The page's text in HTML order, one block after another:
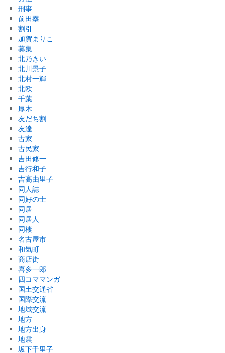
刑事
前田塁
割引
加賀まりこ
募集
北乃きい
北川景子
北村一輝
北欧
千葉
厚木
友だち割
友達
古家
古民家
吉田修一
吉行和子
吉高由里子
同人誌
同好の士
同居
同居人
同棲
名古屋市
和気町
商店街
喜多一郎
四コママンガ
国土交通省
国際交流
地域交流
地方
地方出身
地震
坂下千里子